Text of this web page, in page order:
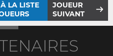
LA LISTE
JOUEUR
SUIVANT